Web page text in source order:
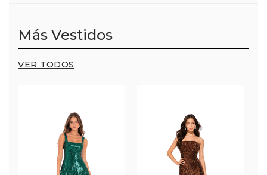
Más Vestidos
VER TODOS